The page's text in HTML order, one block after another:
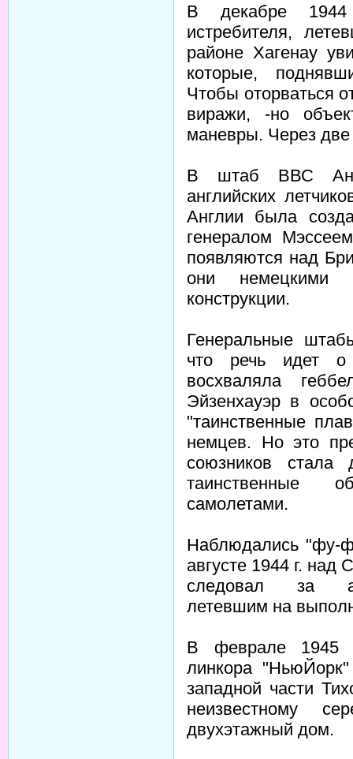
В декабре 1944
истребителя,
районе Хагенау
которые,
Чтобы оторваться
виражи, -но
маневры. Через две
В штаб ВВС
английских
Англии была
генералом
появляются над
они немецкими
конструкции.
Генеральные
что речь идет о
восхваляла
Эйзенхауэр в
"таинственные
немцев. Но это
союзников стала
таинственные
самолетами.
Наблюдались "фу-
августе 1944 г. над
следовал за
летевшим на
В феврале 1945
линкора
западной части
неизвестному
двухэтажный дом.